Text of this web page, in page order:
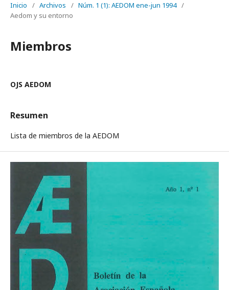
Inicio / Archivos / Núm. 1 (1): AEDOM ene-jun 1994 /
Aedom y su entorno
Miembros
OJS AEDOM
Resumen
Lista de miembros de la AEDOM